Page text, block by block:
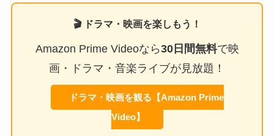
🎬 ドラマ・映画を楽しもう！
Amazon Prime Videoなら30日間無料で映
画・ドラマ・音楽ライブが見放題！
ドラマ・映画を観る【Amazon Prime
Video】